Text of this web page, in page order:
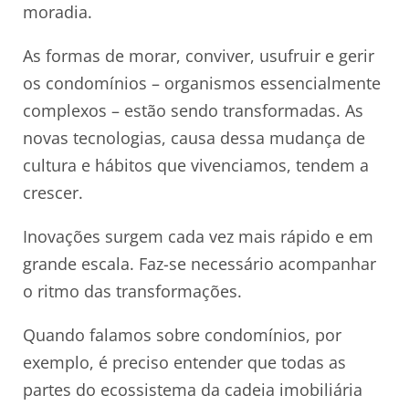
moradia.
As formas de morar, conviver, usufruir e gerir
os condomínios – organismos essencialmente
complexos – estão sendo transformadas. As
novas tecnologias, causa dessa mudança de
cultura e hábitos que vivenciamos, tendem a
crescer.
Inovações surgem cada vez mais rápido e em
grande escala. Faz-se necessário acompanhar
o ritmo das transformações.
Quando falamos sobre condomínios, por
exemplo, é preciso entender que todas as
partes do ecossistema da cadeia imobiliária